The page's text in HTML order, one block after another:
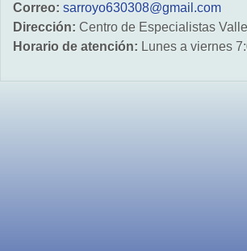
Correo: sarroyo630308@gmail.com
Dirección: Centro de Especialistas
Horario de atención: Lunes a viernes